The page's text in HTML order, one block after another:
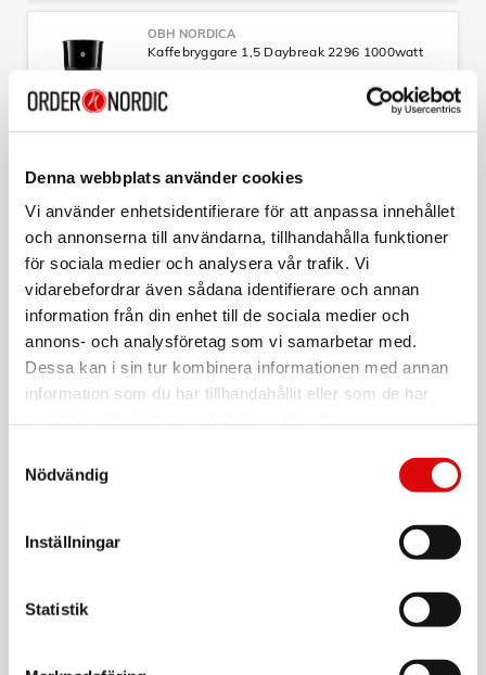
Denna webbplats använder cookies
Vi använder enhetsidentifierare för att anpassa innehållet
och annonserna till användarna, tillhandahålla funktioner
för sociala medier och analysera vår trafik. Vi
vidarebefordrar även sådana identifierare och annan
information från din enhet till de sociala medier och
annons- och analysföretag som vi samarbetar med.
Dessa kan i sin tur kombinera informationen med annan
information som du har tillhandahållit eller som de har
Nödvändig
Inställningar
Statistik
OBH NORDICA
Kaffebryggare 1,5 Daybreak 2296 1000watt
Art nr:
2296
2296
Rek: 449,00 kr
Blender Smoothie Twister 7740
Art nr:
7740
7740
Rek: 499,00 kr
OBH NORDICA
Våffeljärn Select 6967 Singel
Art nr:
Rek: 399,00 kr